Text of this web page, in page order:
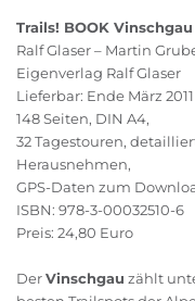
Trails! BOOK Vinschgau
Ralf Glaser – Martin
Eigenverlag Ralf Glaser
Lieferbar: Ende März 2011
148 Seiten, DIN A4,
32 Tagestouren,
Herausnehmen,
GPS-Daten zum
ISBN: 978-3-00032510-6
Preis: 24,80 Euro
DerVinschgau zählt